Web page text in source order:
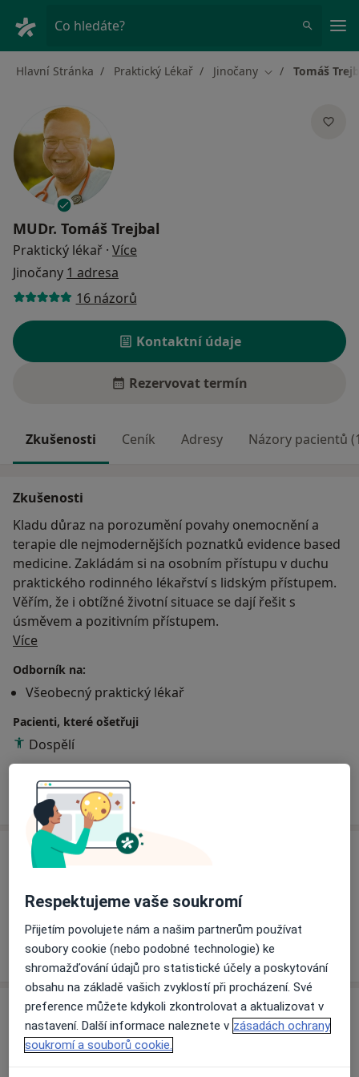
Co hledáte?
Hlavní Stránka Praktický Lékař Jinočany Změna města
Tomáš
MUDr. Tomáš Trejbal
Praktický lékař · Více
Jinočany 1 adresa
16 názorů
Kontaktní údaje
Rezervovat termín
Zkušenosti Ceník Adresy Názory pacientů
Zkušenosti
Kladu důraz na porozumění povahy onemocnění a
terapie dle nejmodernějších poznatků evidence based
medicine. Zakládám si na osobním přístupu v duchu
praktického rodinného lékařství s lidským přístupem.
Věřím, že i obtížné životní situace se dají řešit s
úsměvem a pozitivním přístupem.
Více
Odborník na:
Všeobecný praktický lékař
Pacienti, které ošetřuji
Dospělí
Ceník
Tento specialista ještě nepřidával žádné informace o
svých službách.
Adresa
LIKMED s.r.o.
Respektujeme vaše soukromí
Přijetím povolujete nám a našim partnerům používat
soubory cookie (nebo podobné technologie) ke
shromažďování údajů pro statistické účely a poskytování
obsahu na základě vašich zvyklostí při procházení. Své
preference můžete kdykoli zkontrolovat a aktualizovat v
nastavení. Další informace naleznete v zásadách ochrany
soukromí a souborů cookie.